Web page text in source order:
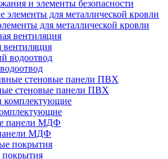
и элементы безопасности
для металлической кровли
вентиляция
стеновые панели ПВХ
МДФ